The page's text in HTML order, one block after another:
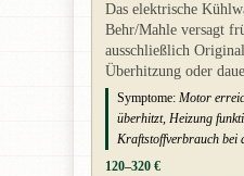
Das elektrische
Behr/Mahle versagt
ausschließlich
Überhitzung oder
Symptome: Motor
überhitzt, Heizung
Kraftstoffverbrauch bei
120–320 €